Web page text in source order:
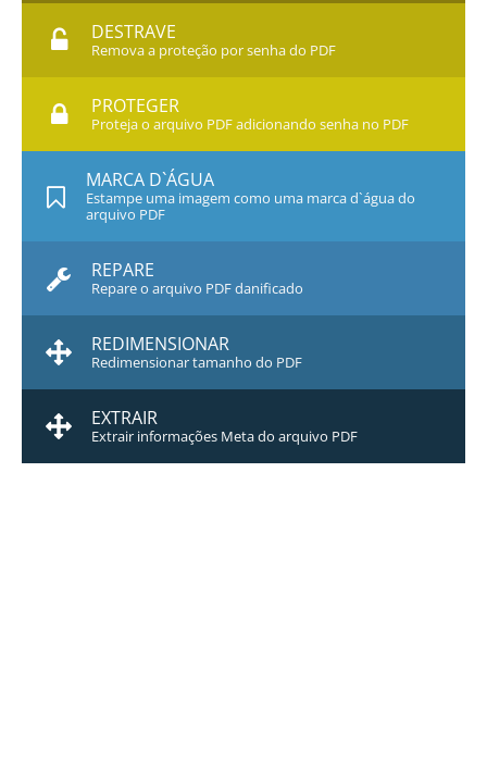
DESTRAVE
Remova a proteção por senha do PDF
PROTEGER
Proteja o arquivo PDF adicionando senha no PDF
MARCA D`ÁGUA
Estampe uma imagem como uma marca d`água do
arquivo PDF
REPARE
Repare o arquivo PDF danificado
REDIMENSIONAR
Redimensionar tamanho do PDF
EXTRAIR
Extrair informações Meta do arquivo PDF